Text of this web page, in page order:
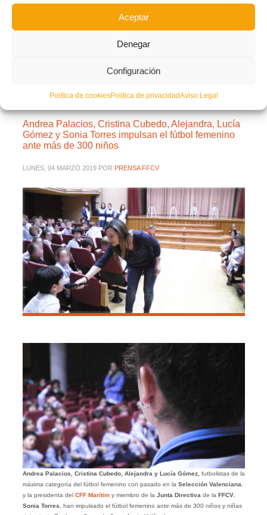
Aceptar
Denegar
Configuración
Política de cookiesPolítica de privacidadAviso Legal
ACTUALIDAD,NOTICIAS FFCV
Andrea Palacios, Cristina Cubedo, Alejandra, Lucía
Gómez y Sonia Torres impulsan el fútbol femenino
ante más de 300 niños
LUNES, 04 MARZO 2019 POR PRENSA FFCV
Andrea Palacios, Cristina Cubedo, Alejandra y Lucía Gómez, futbolistas de la
máxima categoría del fútbol femenino con pasado en la Selección Valenciana
y la presidenta del CFF Marítimy miembro de la Junta Directiva de la FFCV,
Sonia Torres , han impulsado el fútbol femenino ante más de 300 niños y niñas